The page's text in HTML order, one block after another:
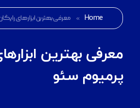
Home
» معرفی بهترین ابزارهای
معرفی بهترین
پرمیوم سئو